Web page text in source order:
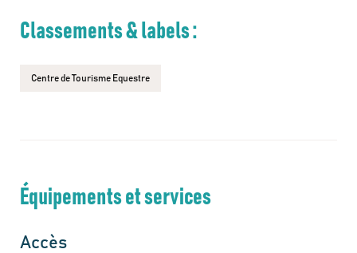
Classements & labels :
Centre de Tourisme Equestre
Équipements et services
Accès